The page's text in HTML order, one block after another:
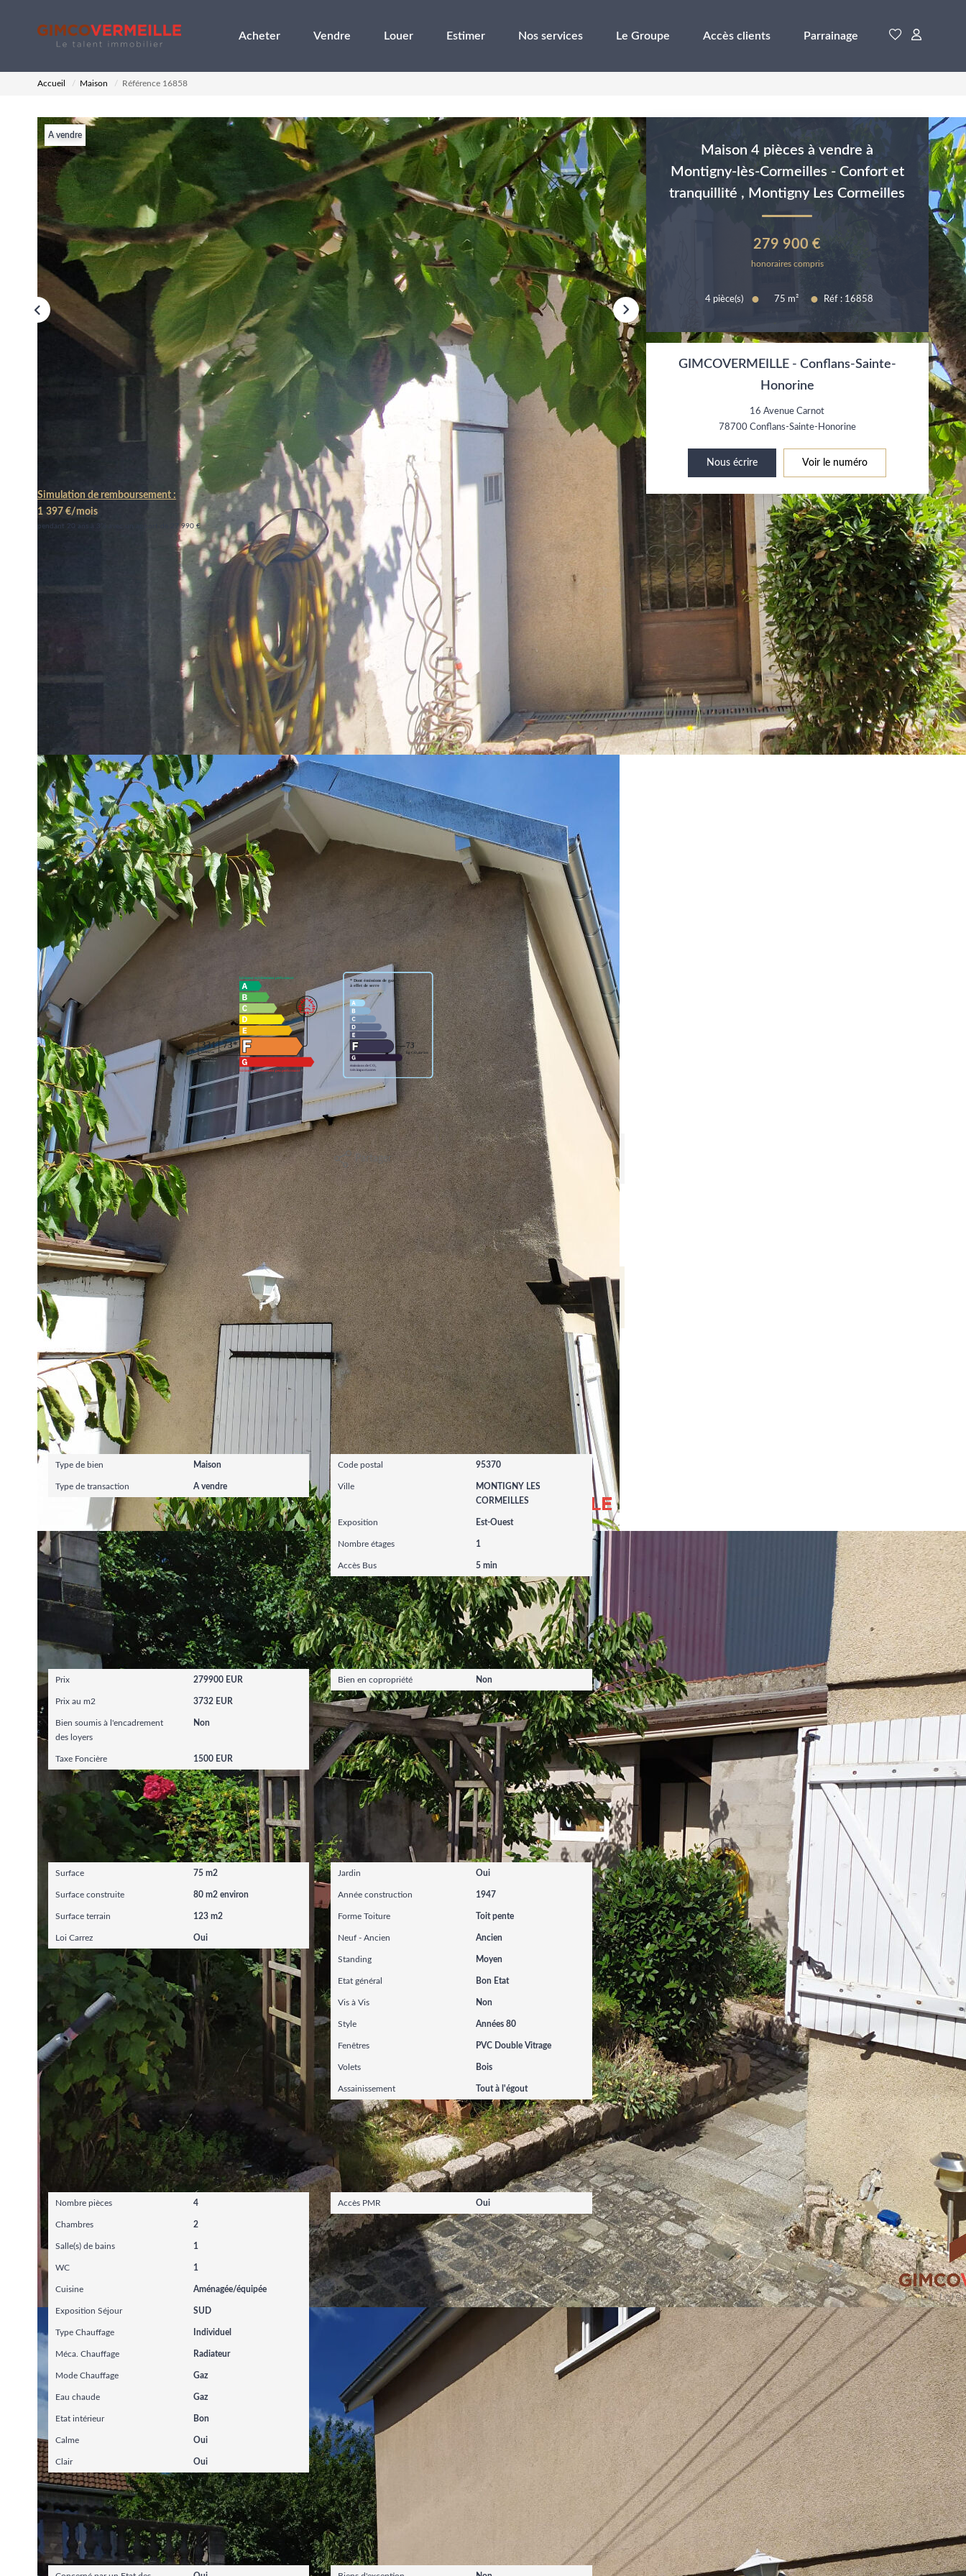
Acheter Vendre Louer Estimer Nos services Le Groupe Accès clients Parrainage
Accueil Maison Référence 16858
A vendre
Simulation de remboursement :
1 397 €/mois
pendant 20 ans à 3% avec un apport de 27 990 €
GIMCOVERMEILLE vous propose une nouveauté : une charmante maison individuelle avec jardin, proche des commodités,
Située à Montigny-lès-Cormeilles, cette maison des années 80 offre 75 m² sur deux niveaux. Elle comprend 4 pièces dont 2
chambres, une cuisine aménagée et équipée, une salle de bain, un WC séparé, et un séjour lumineux exposé plein sud, idéal
pour un cadre de vie calme et agréable.
Le chauffage et l'eau chaude sont assurés au gaz. Les fenêtres en PVC double vitrage et les volets en bois garantissent une
bonne isolation. Le terrain de 123 m² est sans vis-à-vis, offrant intimité et tranquillité. La maison peut être accessible aux
personnes à mobilité réduite,
raccordée au tout-à-l'égout. Alarme, cuisine aménagée et équipée,
Le quartier est calme, avec un accès bus à 5 minutes et de nombreuses écoles et commerces à proximité. Cette maison en
bon état est proposée au prix de 279 900 €. Pour plus d'informations, contactez l'agence GIMCOVERMEILLE - Conflans-
Sainte-Honorine. 01 39 19 21 27
** Honoraires à la charge du vendeur
Diagnostics énergétiques
Logement à consommation énergétique excessive. Montant estimé des dépenses annuelles d'énergie pour un usage standard entre
2190€ et 2970€. indexées aux années 2021,2022 et 2023 (abonnement compris).
Imprimer Partager Calculer mon budget
Nos honoraires
Ce bien est soumis à un diagnostic ERP (État des Risques et Pollutions). Pour en savoir plus, rendez-vous sur
https://www.georisques.gouv.fr/
Caractéristiques détaillées
Général
Type de bien Maison
Type de transaction A vendre
Localisation
Code postal 95370
Ville
MONTIGNY LES
CORMEILLES
Exposition Est-Ouest
Nombre étages 1
Accès Bus 5 min
Aspects financiers
Prix 279900 EUR
Prix au m2 3732 EUR
Bien soumis à l'encadrement
des loyers
Non
Taxe Foncière 1500 EUR
Copropriété
Bien en copropriété Non
Surface 75 m2
Surface construite 80 m2 environ
Surface terrain 123 m2
Loi Carrez Oui
Extérieur
Jardin Oui
Année construction 1947
Forme Toiture Toit pente
Neuf - Ancien Ancien
Standing Moyen
Etat général Bon Etat
Vis à Vis Non
Style Années 80
Fenêtres PVC Double Vitrage
Volets Bois
Assainissement Tout à l'égout
Intérieur
Nombre pièces 4
Chambres 2
Salle(s) de bains 1
WC 1
Cuisine Aménagée/équipée
Exposition Séjour SUD
Type Chauffage Individuel
Méca. Chauffage Radiateur
Mode Chauffage Gaz
Eau chaude Gaz
Etat intérieur Bon
Calme Oui
Clair Oui
Autres
Accès PMR Oui
Diagnostics Publicité
Maison 4 pièces à vendre à
Montigny-lès-Cormeilles - Confort et
tranquillité , Montigny Les Cormeilles
279 900 €
honoraires compris
4 pièce(s) 75 m² Réf : 16858
GIMCOVERMEILLE - Conflans-Sainte-
Honorine
16 Avenue Carnot
78700 Conflans-Sainte-Honorine
Nous écrire Voir le numéro